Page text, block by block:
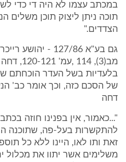
במכתב עצמו לא היה די כדי
תוכה ניתן ליצוק תוכן משלים
הצדדים."
גם בע"א 127/86 -
מב(3),
בלעדיות בשל העדר הוכחתם
של הסכם כזה, וכך אומר כב'
דחה
"...כאמור, אין בפנינו חוזה
להתקשרות בעל-פה, שתוכנה
זאת ותו לאו, היינו ללא כל
משלימים אשר יתוו את מכלול